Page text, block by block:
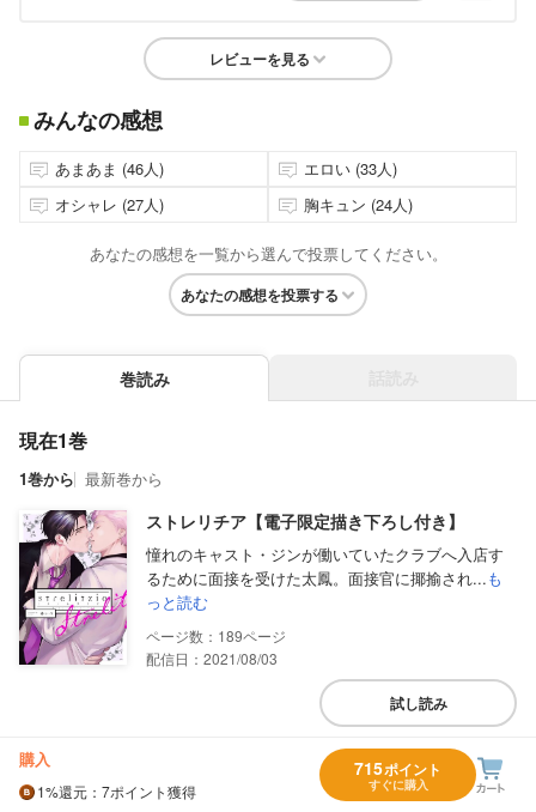
レビューを見る
みんなの感想
あまあま (46人)
エロい (33人)
オシャレ (27人)
胸キュン (24人)
あなたの感想を一覧から選んで投票してください。
あなたの感想を投票する
巻読み
現在1巻
1巻から 最新巻から
ストレリチア【電子限定描き下ろし付き】
憧れのキャスト・ジンが働いていたクラブへ入店す
るために面接を受けた太鳳。面接官に揶揄され...も
っと読む
189
配信日：2021/08/03
試し読み
購入
1%還元 ：7ポイント獲得
715ポイント
すぐに購入